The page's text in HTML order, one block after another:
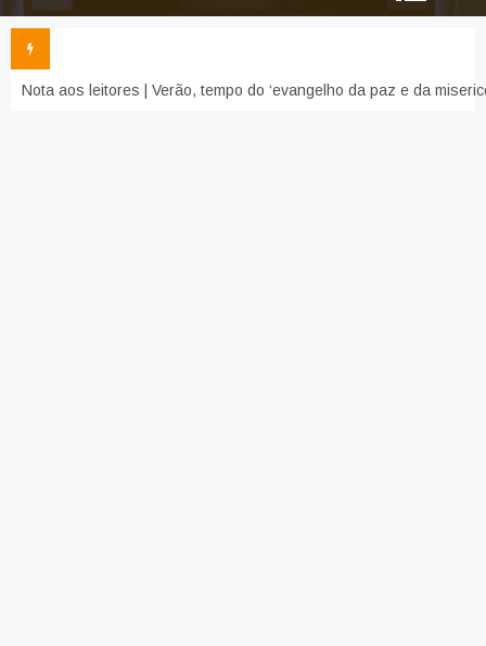
Nota aos leitores | Verão, tempo do ‘evangelho da paz e da